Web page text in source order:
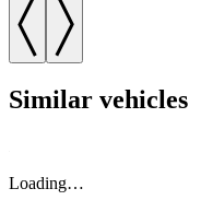
Similar vehicles
Loading…